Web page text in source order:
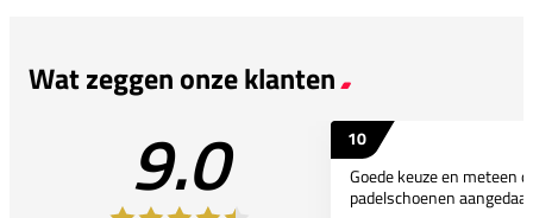
Wat zeggen onze klanten
9.0
10
Goede keuze en meteen
padelschoenen